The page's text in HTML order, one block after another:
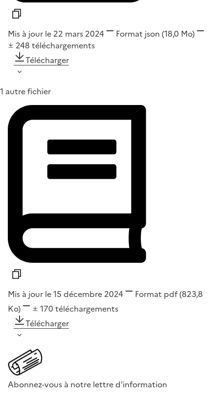
Mis à jour le 22 mars 2024 Format json (18,0 Mo)
248 téléchargements
Télécharger
1 autre fichier
Mis à jour le 15 décembre 2024 Format pdf(823,8
Ko)
170 téléchargements
Télécharger
Abonnez-vous à notre lettre d'information